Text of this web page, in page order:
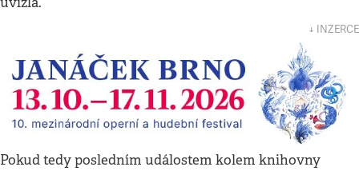
↓ INZERCE
Pokud tedy posledním událostem kolem knihovny